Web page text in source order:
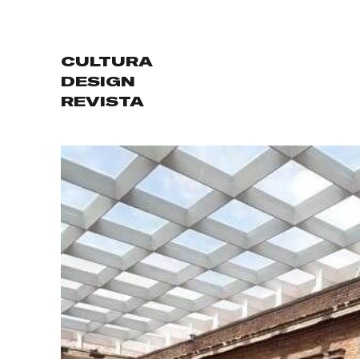
CULTURA
DESIGN
REVISTA